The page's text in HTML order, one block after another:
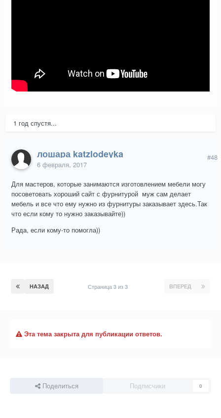
1 год спустя...
лошара katzlodeyka
6 февраля, 2017
#48
Для мастеров, которые занимаются изготовлением мебели могу
посоветовать хороший сайт с фурнитурой муж сам делает
мебель и все что ему нужно из фурнитуры заказывает здесь.Так
что если кому то нужно заказывайте))
Рада, если кому-то помогла))
НАЗАД ВПЕРЕД
Страница 3 из 3
Эта тема закрыта для публикации ответов.
Поделиться Подписчики 0